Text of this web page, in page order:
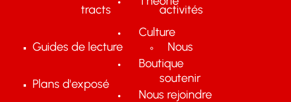
tracts
Guides de lecture
Plans d'exposé
activités
Nous
soutenir
Culture
Boutique
Nous rejoindre